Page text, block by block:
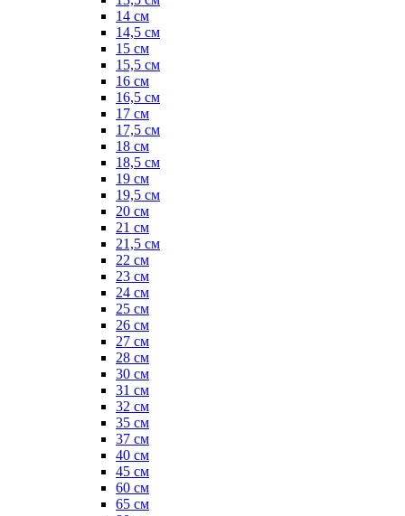
14 см
14,5 см
15 см
15,5 см
16 см
16,5 см
17 см
17,5 см
18 см
18,5 см
19 см
19,5 см
20 см
21 см
21,5 см
22 см
23 см
24 см
25 см
26 см
27 см
28 см
30 см
31 см
32 см
35 см
37 см
40 см
45 см
60 см
65 см